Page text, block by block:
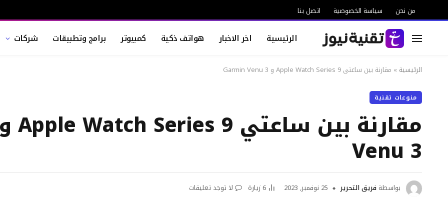
من نحن سياسة الخصوصية اتصل بنا
الرئيسية اخر الاخبار هواتف ذكية كمبيوتر برامج وتطبيقات شركات
الرئيسية » مقارنة بين ساعتي Apple Watch Series 9 و Garmin Venu 3
منوعات تقنية
Venu 3
بواسطة فريق التحرير 25 نوفمبر, 2023 6 زيارة لا توجد تعليقات